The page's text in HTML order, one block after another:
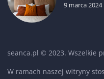
9 marca 2024
seanca.pl © 2023. Wszelkie
W ramach naszej witryny